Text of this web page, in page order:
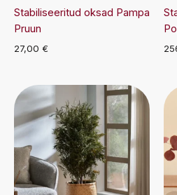
Stabiliseeritud oksad Pampa
Pruun
27,00 €